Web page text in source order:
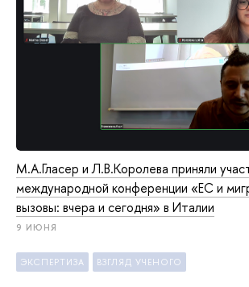
М.А.Гласер и Л.В.Королева приняли
международной конференции «ЕС и
вызовы: вчера и сегодня» в Италии
9 ИЮНЯ
ЭКСПЕРТИЗА ВЗГЛЯД УЧЕНОГО